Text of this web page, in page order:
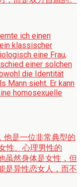
ich einen
klassischer
eine Frau,
einer solchen
die Identität
Mann sieht. Er kann
homosexuelle
他是一位非常典型的
性、心理男性的
虽然身体是女性，但
是异性恋女人，而不